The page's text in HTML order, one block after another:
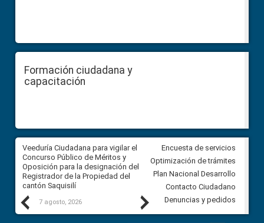
Formación ciudadana y
capacitación
Previous
Veeduría Ciudadana para vigilar el
Concurso Público de Méritos y
Oposición para la designación del
Registrador de la Propiedad del
cantón Saquisilí
7 agosto, 2026
Veeduría Ciudadana para
construcción del asfaltado de
diferentes barrios del sector
Ballenita del cantón Santa
7 agosto, 2026
Next
Encuesta de servicios
Optimización de trámites
Plan Nacional Desarrollo
Contacto Ciudadano
Denuncias y pedidos